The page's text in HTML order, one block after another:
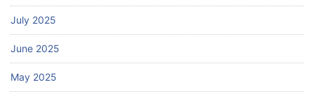
July 2025
June 2025
May 2025